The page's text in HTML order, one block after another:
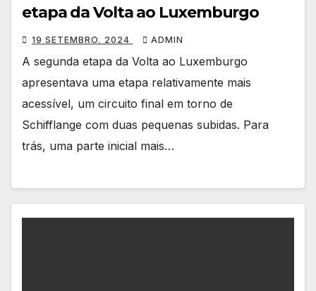
etapa da Volta ao Luxemburgo
19 SETEMBRO, 2024 ADMIN
A segunda etapa da Volta ao Luxemburgo
apresentava uma etapa relativamente mais
acessível, um circuito final em torno de
Schifflange com duas pequenas subidas. Para
trás, uma parte inicial mais…